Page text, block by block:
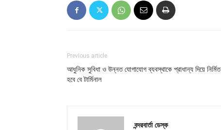
Previous article
আধুনিক সুবিধা ও উন্নত যোগাযোগ ব্যবস্থাকে প্রাধান্য দিয়ে নির্মিত
হবে বে টার্মিনাল
বন্দরবার্তা ডেস্ক